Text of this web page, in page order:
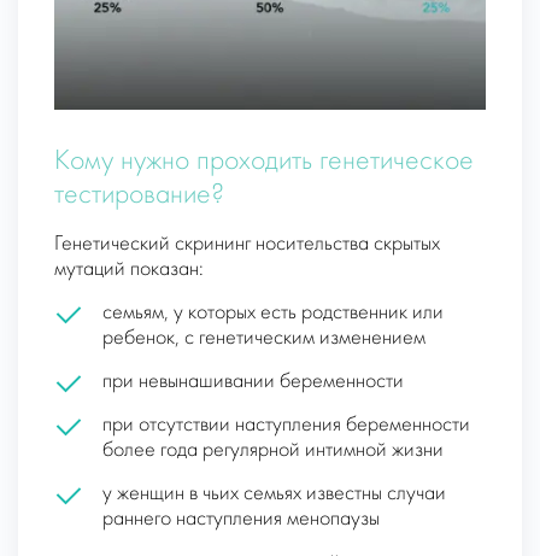
Кому нужно проходить генетическое
тестирование?
Генетический скрининг носительства скрытых
мутаций показан:
семьям, у которых есть родственник или
ребенок, с генетическим изменением
при невынашивании беременности
при отсутствии наступления беременности
более года регулярной интимной жизни
у женщин в чьих семьях известны случаи
раннего наступления менопаузы